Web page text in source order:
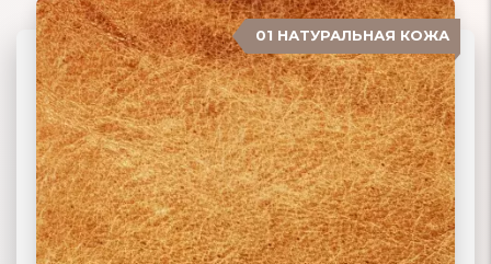
04 ЗАМША 01 НАТУРАЛЬНАЯ КОЖА
02 ЭКОКОЖА
03 ИСКУССТВЕННАЯ КОЖА